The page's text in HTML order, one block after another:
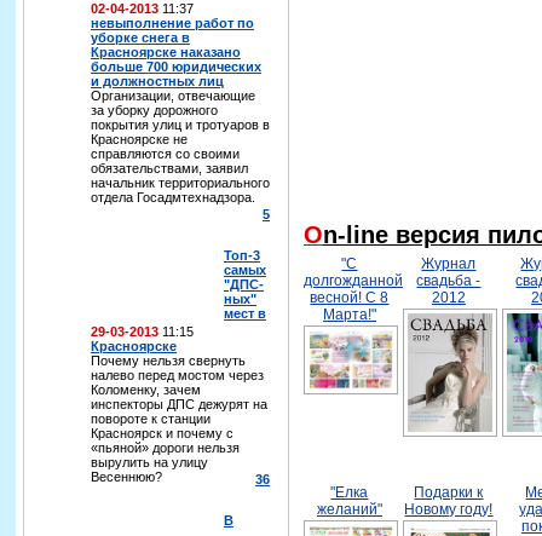
02-04-2013 11:37
невыполнение работ по
уборке снега в
Красноярске наказано
больше 700 юридических
и должностных лиц
Организации, отвечающие
за уборку дорожного
покрытия улиц и тротуаров в
Красноярске не
справляются со своими
обязательствами, заявил
начальник территориального
отдела Госадмтехнадзора.
5
29-03-2013 11:15
Топ-3
самых
"ДПС-
ных"
мест в
Красноярске
Почему нельзя свернуть
налево перед мостом через
Коломенку, зачем
инспекторы ДПС дежурят на
повороте к станции
Красноярск и почему с
«пьяной» дороги нельзя
вырулить на улицу
Весеннюю?
36
В
On-line версия
"С
долгожданной
весной! С 8
Марта!"
Журнал
свадьба -
2012
"Елка
желаний"
Подарки к
Новому году!